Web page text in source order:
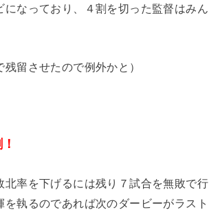
なっており、４割を切った監督はみん
留させたので例外かと）
率を下げるには残り７試合を無敗で行
執るのであれば次のダービーがラスト